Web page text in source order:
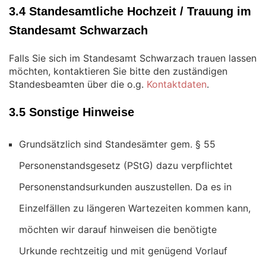
3.4 Standesamtliche Hochzeit / Trauung im
Standesamt Schwarzach
Falls Sie sich im Standesamt Schwarzach trauen lassen
möchten, kontaktieren Sie bitte den zuständigen
Standesbeamten über die o.g. Kontaktdaten.
3.5 Sonstige Hinweise
Grundsätzlich sind Standesämter gem. § 55
Personenstandsgesetz (PStG) dazu verpflichtet
Personenstandsurkunden auszustellen. Da es in
Einzelfällen zu längeren Wartezeiten kommen kann,
möchten wir darauf hinweisen die benötigte
Urkunde rechtzeitig und mit genügend Vorlauf